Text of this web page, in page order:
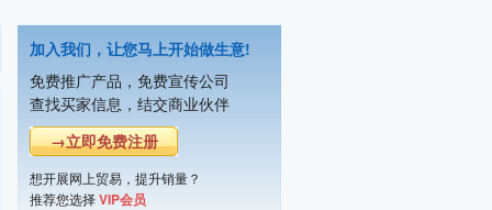
加入我们，让您马上开始做生意!
免费推广产品，免费宣传公司
查找买家信息，结交商业伙伴
→立即免费注册
想开展网上贸易，提升销量？
推荐您选择VIP会员
上海宿嘉粉体机械设备有限公司